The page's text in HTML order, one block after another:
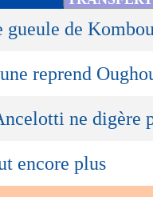
gueule de
reprend
ne digère
encore plus